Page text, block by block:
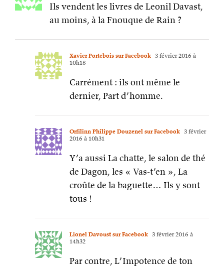
Ils vendent les livres de Leonil Davast,
au moins, à la Fnouque de Rain ?
Xavier Portebois sur Facebook 3 février 2016 à
10h18
Carrément : ils ont même le
dernier, Part d’homme.
Orfilinn Philippe Douzenel sur Facebook 3 février
2016 à 10h31
Y’a aussi La chatte, le salon de thé
de Dagon, les « Vas-t’en », La
croûte de la baguette… Ils y sont
tous !
Lionel Davoust sur Facebook 3 février 2016 à
14h32
Par contre, L’Impotence de ton